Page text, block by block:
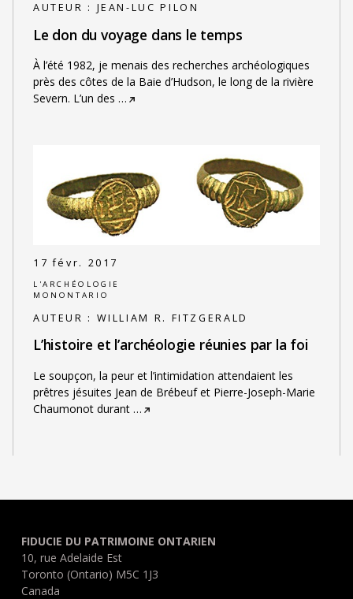
AUTEUR : JEAN-LUC PILON
Le don du voyage dans le temps
À l’été 1982, je menais des recherches archéologiques
près des côtes de la Baie d’Hudson, le long de la rivière
Severn. L’un des …
17 févr. 2017
L'ARCHÉOLOGIE
MONONTARIO
AUTEUR : WILLIAM R. FITZGERALD
L’histoire et l’archéologie réunies par la foi
Le soupçon, la peur et l’intimidation attendaient les
prêtres jésuites Jean de Brébeuf et Pierre-Joseph-Marie
Chaumonot durant…
FIDUCIE DU PATRIMOINE ONTARIEN
10, rue Adelaide Est
Toronto (Ontario) M5C 1J3
Canada